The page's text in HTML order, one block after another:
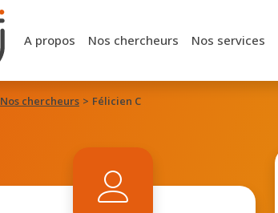
A propos Nos chercheurs Nos services
Nos chercheurs Félicien C